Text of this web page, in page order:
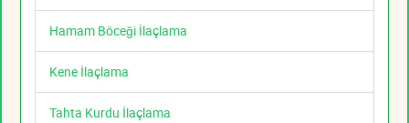
Hamam Böceği İlaçlama
Kene İlaçlama
Tahta Kurdu İlaçlama